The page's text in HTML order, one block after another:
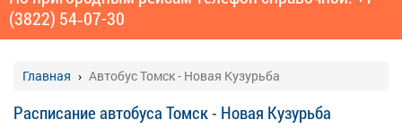
(3822) 54‑07-30
Главная Автобус Томск - Новая Кузурьба
Расписание автобуса Томск - Новая Кузурьба